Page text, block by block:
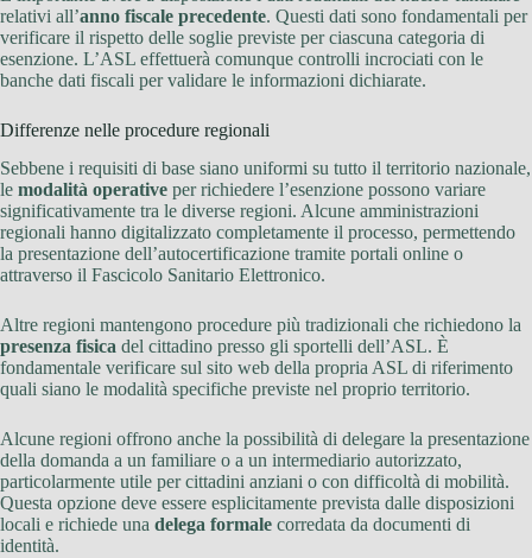
relativi all’anno fiscale precedente. Questi dati sono fondamentali per
verificare il rispetto delle soglie previste per ciascuna categoria di
esenzione. L’ASL effettuerà comunque controlli incrociati con le
banche dati fiscali per validare le informazioni dichiarate.
Differenze nelle procedure regionali
Sebbene i requisiti di base siano uniformi su tutto il territorio nazionale,
le modalità operative per richiedere l’esenzione possono variare
significativamente tra le diverse regioni. Alcune amministrazioni
regionali hanno digitalizzato completamente il processo, permettendo
la presentazione dell’autocertificazione tramite portali online o
attraverso il Fascicolo Sanitario Elettronico.
Altre regioni mantengono procedure più tradizionali che richiedono la
presenza fisica del cittadino presso gli sportelli dell’ASL. È
fondamentale verificare sul sito web della propria ASL di riferimento
quali siano le modalità specifiche previste nel proprio territorio.
Alcune regioni offrono anche la possibilità di delegare la presentazione
della domanda a un familiare o a un intermediario autorizzato,
particolarmente utile per cittadini anziani o con difficoltà di mobilità.
Questa opzione deve essere esplicitamente prevista dalle disposizioni
locali e richiede una delega formale corredata da documenti di
identità.